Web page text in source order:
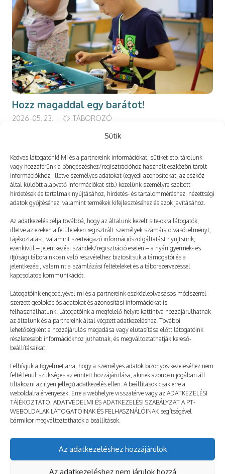
Sütik
Kedves látogatónk! Mi és a partnereink információkat, sütiket stb. tárolunk
vagy hozzáférünk a böngészéshez/regisztrációhoz használt eszközön tárolt
információkhoz, illetve személyes adatokat (egyedi azonosítókat, az eszköz
által küldött alapvető információkat stb.) kezelünk személyre szabott
hirdetések és tartalmak nyújtásához, hirdetés- és tartalomméréshez, nézettségi
adatok gyűjtéséhez, valamint termékek kifejlesztéséhez és azok javításához.
Az adatkezelés célja továbbá, hogy az általunk kezelt site-okra látogatók,
illetve az ezeken a felületeken regisztrált személyek számára olvasói élményt,
tájékoztatást, valamint szerteágazó információszolgáltatást nyújtsunk,
ezenkívül – jelentkezési szándék/regisztráció esetén – a nyári gyermek- és
ifjúsági táborainkban való részvételhez biztosítsuk a támogatói és a
jelentkezési, valamint a számlázási feltételeket és a táborszervezéssel
kapcsolatos kommunikációt.
Látogatóink engedélyével mi és a partnereink eszközleolvasásos módszerrel
szerzett geolokációs adatokat és azonosítási információkat is
felhasználhatunk. Látogatóink a megfelelő helyre kattintva hozzájárulhatnak
az általunk és a partnereink által végzett adatkezeléshez. További
lehetőségként a hozzájárulás megadása vagy elutasítása előtt látogatóink
részletesebb információkhoz juthatnak, és megváltoztathatják kereső-
beállításaikat.
Felhívjuk a figyelmet arra, hogy a személyes adatok bizonyos kezeléséhez nem
feltétlenül szükséges az érintett hozzájárulása, akinek azonban jogában áll
tiltakozni az ilyen jellegű adatkezelés ellen. A beállítások csak erre a
weboldalra érvényesek. Erre a webhelyre visszatérve vagy az ADATKEZELÉSI
TÁJÉKOZTATÓ, ADATVÉDELMI ÉS ADATKEZELÉSI SZABÁLYZAT A PT-
WEBOLDALAK LÁTOGATÓINAK ÉS FELHASZNÁLÓINAK segítségével
bármikor megváltoztathatók a beállítások.
Az adatkezeléshez hozzájárulok
Az adatkezeléshez nem járulok hozzá
Hozz magaddal egy barátot!
2026. 05. 23. TÁBOROZÓ
Még több
Mindenki egyenlő figyelmet kapott
2025. 04. 10. TÁBOROZÓ
© taborozz.hu